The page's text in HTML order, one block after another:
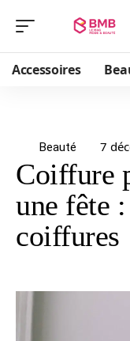
Accessoires
Beauté 7
Coiffure
une fête
coiffures